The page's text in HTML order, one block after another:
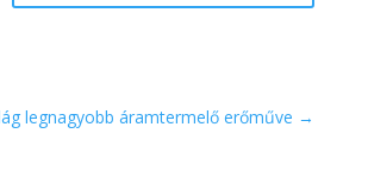
legnagyobb áramtermelő erőműve →